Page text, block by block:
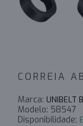
Marca: UNIBELT B
Modelo: 58547
Disponibilidade: